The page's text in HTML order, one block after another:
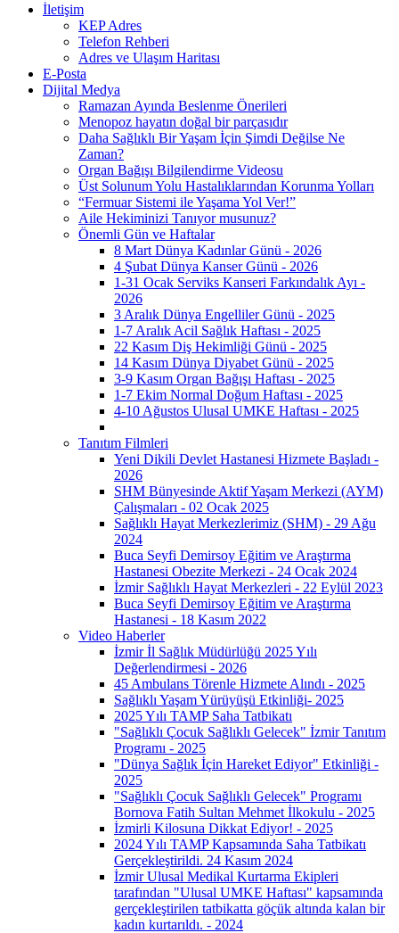
İletişim
KEP Adres
Telefon Rehberi
Adres ve Ulaşım Haritası
E-Posta
Dijital Medya
Ramazan Ayında Beslenme Önerileri
Menopoz hayatın doğal bir parçasıdır
Daha Sağlıklı Bir Yaşam İçin Şimdi Değilse Ne
Zaman?
Organ Bağışı Bilgilendirme Videosu
Üst Solunum Yolu Hastalıklarından Korunma Yolları
“Fermuar Sistemi ile Yaşama Yol Ver!”
Aile Hekiminizi Tanıyor musunuz?
Önemli Gün ve Haftalar
8 Mart Dünya Kadınlar Günü - 2026
4 Şubat Dünya Kanser Günü - 2026
1-31 Ocak Serviks Kanseri Farkındalık Ayı -
2026
3 Aralık Dünya Engelliler Günü - 2025
1-7 Aralık Acil Sağlık Haftası - 2025
22 Kasım Diş Hekimliği Günü - 2025
14 Kasım Dünya Diyabet Günü - 2025
3-9 Kasım Organ Bağışı Haftası - 2025
1-7 Ekim Normal Doğum Haftası - 2025
4-10 Ağustos Ulusal UMKE Haftası - 2025
Tanıtım Filmleri
Yeni Dikili Devlet Hastanesi Hizmete Başladı -
2026
SHM Bünyesinde Aktif Yaşam Merkezi (AYM)
Çalışmaları - 02 Ocak 2025
Sağlıklı Hayat Merkezlerimiz (SHM) - 29 Ağu
2024
Buca Seyfi Demirsoy Eğitim ve Araştırma
Hastanesi Obezite Merkezi - 24 Ocak 2024
İzmir Sağlıklı Hayat Merkezleri - 22 Eylül 2023
Buca Seyfi Demirsoy Eğitim ve Araştırma
Hastanesi - 18 Kasım 2022
Video Haberler
İzmir İl Sağlık Müdürlüğü 2025 Yılı
Değerlendirmesi - 2026
45 Ambulans Törenle Hizmete Alındı - 2025
Sağlıklı Yaşam Yürüyüşü Etkinliği- 2025
2025 Yılı TAMP Saha Tatbikatı
"Sağlıklı Çocuk Sağlıklı Gelecek" İzmir Tanıtım
Programı - 2025
"Dünya Sağlık İçin Hareket Ediyor" Etkinliği -
2025
"Sağlıklı Çocuk Sağlıklı Gelecek" Programı
Bornova Fatih Sultan Mehmet İlkokulu - 2025
İzmirli Kilosuna Dikkat Ediyor! - 2025
2024 Yılı TAMP Kapsamında Saha Tatbikatı
Gerçekleştirildi. 24 Kasım 2024
İzmir Ulusal Medikal Kurtarma Ekipleri
tarafından "Ulusal UMKE Haftası" kapsamında
gerçekleştirilen tatbikatta göçük altında kalan bir
kadın kurtarıldı. - 2024